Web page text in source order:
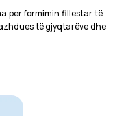
per formimin fillestar të
të gjyqtarëve dhe